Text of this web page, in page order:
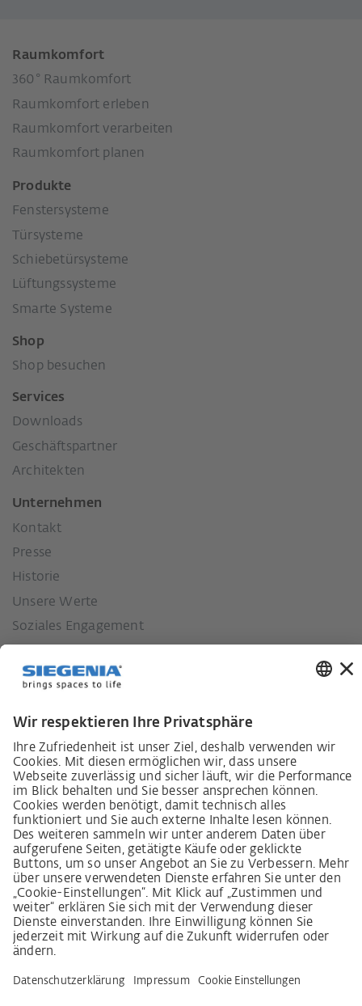
Raumkomfort
360° Raumkomfort
Raumkomfort erleben
Raumkomfort verarbeiten
Raumkomfort planen
Produkte
Fenstersysteme
Türsysteme
Schiebetürsysteme
Lüftungssysteme
Smarte Systeme
Shop
Shop besuchen
Services
Downloads
Geschäftspartner
Architekten
Unternehmen
Kontakt
Presse
Historie
Unsere Werte
Soziales Engagement
Lieferkettensorgfaltspflichtengesetz
Lieferantenkodex
LkSG-Merkblatt für Lieferanten
Grundsatzerklärung Menschenrechtsstrategie
Beschwerdeverfahren
Erklärung zur Barrierefreiheit